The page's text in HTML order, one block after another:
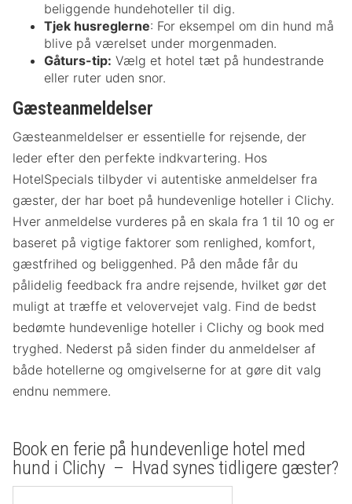
beliggende hundehoteller til dig.
Tjek husreglerne: For eksempel om din hund må
blive på værelset under morgenmaden.
Gåturs-tip: Vælg et hotel tæt på hundestrande
eller ruter uden snor.
Gæsteanmeldelser
Gæsteanmeldelser er essentielle for rejsende, der
leder efter den perfekte indkvartering. Hos
HotelSpecials tilbyder vi autentiske anmeldelser fra
gæster, der har boet på hundevenlige hoteller i Clichy.
Hver anmeldelse vurderes på en skala fra 1 til 10 og er
baseret på vigtige faktorer som renlighed, komfort,
gæstfrihed og beliggenhed. På den måde får du
pålidelig feedback fra andre rejsende, hvilket gør det
muligt at træffe et velovervejet valg. Find de bedst
bedømte hundevenlige hoteller i Clichy og book med
tryghed. Nederst på siden finder du anmeldelser af
både hotellerne og omgivelserne for at gøre dit valg
endnu nemmere.
Book en ferie på hundevenlige hotel med
hund i Clichy – Hvad synes tidligere gæster?